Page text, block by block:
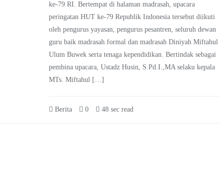
ke-79 RI. Bertempat di halaman madrasah, upacara
peringatan HUT ke-79 Republik Indonesia tersebut diikuti
oleh pengurus yayasan, pengurus pesantren, seluruh dewan
guru baik madrasah formal dan madrasah Diniyah Miftahul
Ulum Buwek serta tenaga kependidikan. Bertindak sebagai
pembina upacara, Ustadz Husin, S.Pd.I.,MA selaku kepala
MTs. Miftahul […]
Berita 0 48 sec read